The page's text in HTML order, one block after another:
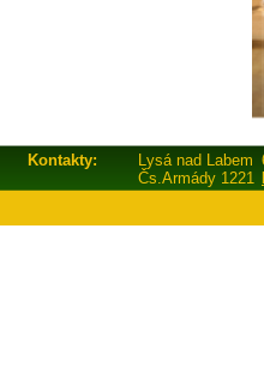
Kontakty: Lysá nad Labem
Čs.Armády 1221